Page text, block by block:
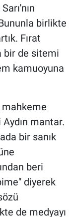
birlikte
Fırat
bir de sitemi
kamuoyuna
mahkeme
mantar.
bir sanık
beri
diyerek
de medyayı